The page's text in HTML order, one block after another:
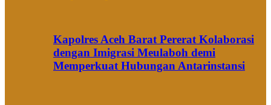
Kapolres Aceh Barat Pererat Kolaborasi
dengan Imigrasi Meulaboh demi
Memperkuat Hubungan Antarinstansi